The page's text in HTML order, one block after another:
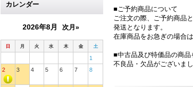
カレンダー
2026年8月 次月»
日 月 火 水 木 金 土
1
2
3 4 5 6 7 8
■ご予約商品について
ご注文の際、ご予約商品
発送となります。
在庫商品をお急ぎの場合
■中古品及び特価品の商
不良品・欠品がございま